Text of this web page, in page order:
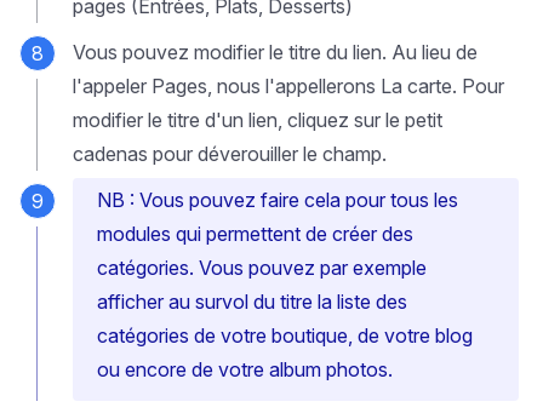
pages (Entrées, Plats, Desserts)
Vous pouvez modifier le titre du lien. Au lieu de
l'appeler Pages, nous l'appellerons La carte. Pour
modifier le titre d'un lien, cliquez sur le petit
cadenas pour déverouiller le champ.
NB : Vous pouvez faire cela pour tous les
modules qui permettent de créer des
catégories. Vous pouvez par exemple
afficher au survol du titre la liste des
catégories de votre boutique, de votre blog
ou encore de votre album photos.